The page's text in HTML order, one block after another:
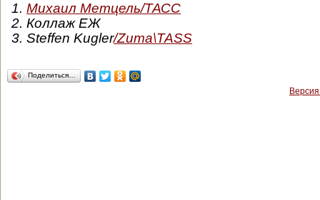
1. Михаил Метцель/ТАСС
2. Коллаж ЕЖ
3. Steffen Kugler/Zuma\TASS
Поделиться…